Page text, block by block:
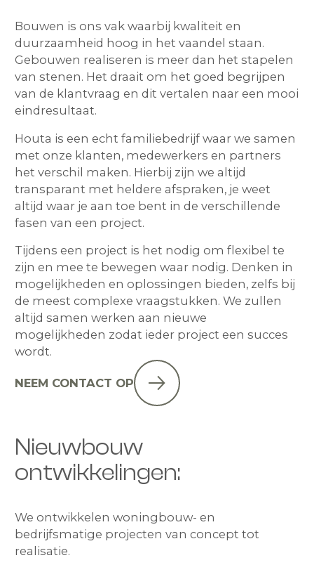
Bouwen is ons vak waarbij kwaliteit en
duurzaamheid hoog in het vaandel staan.
Gebouwen realiseren is meer dan het stapelen
van stenen. Het draait om het goed begrijpen
van de klantvraag en dit vertalen naar een mooi
eindresultaat.
Houta is een echt familiebedrijf waar we samen
met onze klanten, medewerkers en partners
het verschil maken. Hierbij zijn we altijd
transparant met heldere afspraken, je weet
altijd waar je aan toe bent in de verschillende
fasen van een project.
Tijdens een project is het nodig om flexibel te
zijn en mee te bewegen waar nodig. Denken in
mogelijkheden en oplossingen bieden, zelfs bij
de meest complexe vraagstukken. We zullen
altijd samen werken aan nieuwe
mogelijkheden zodat ieder project een succes
wordt.
NEEM CONTACT OP
Nieuwbouw
ontwikkelingen:
We ontwikkelen woningbouw- en
bedrijfsmatige projecten van concept tot
realisatie.